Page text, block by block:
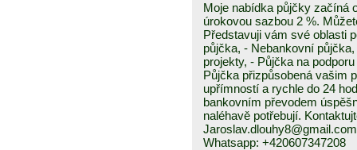
Moje nabídka půjčky začíná
úrokovou sazbou 2 %.
Představuji vám své oblasti
půjčka, - Nebankovní
projekty, - Půjčka na
Půjčka přizpůsobená vašim
upřímností a rychle do 24
bankovním převodem
naléhavě potřebují.
Jaroslav.dlouhy8@gmail.com
Whatsapp: +420607347208